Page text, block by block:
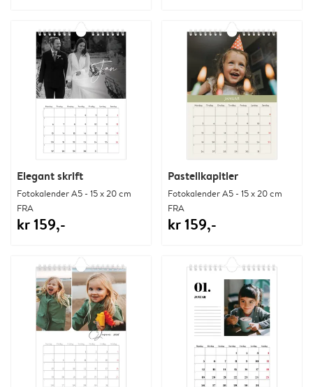
Elegant skrift
Fotokalender A5 - 15 x 20 cm
FRA
kr 159,-
Pastellkapitler
Fotokalender A5 - 15 x 20 cm
FRA
kr 159,-